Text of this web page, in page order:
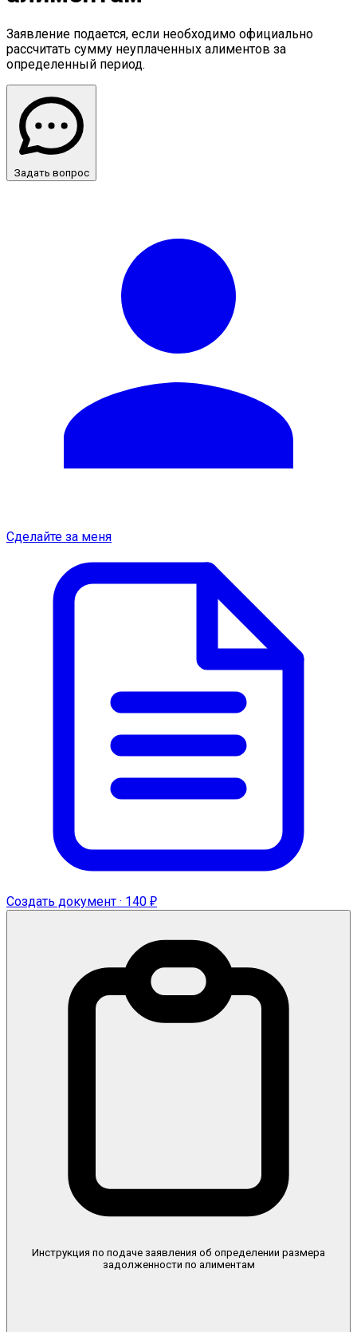
Заявление подается, если необходимо официально
рассчитать сумму неуплаченных алиментов за
определенный период.
Задать вопрос
Сделайте за меня
Создать документ · 140 ₽
Инструкция по подаче заявления об определении размера
задолженности по алиментам